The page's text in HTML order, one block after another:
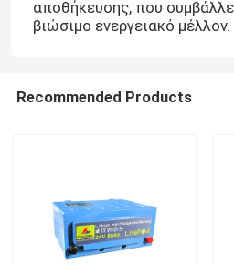
πακέτο μπαταριών 24v
αποθήκευσης, που
βιώσιμο ενεργειακό μέλλον.
Recommended Products